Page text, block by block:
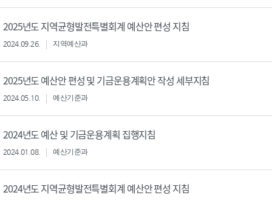
2025년도 지역균형발전특별회계 예산안 편성 지침
2024.09.26. 지역예산과
2025년도 예산안 편성 및 기금운용계획안 작성 세부지침
2024.05.10. 예산기준과
2024년도 예산 및 기금운용계획 집행지침
2024.01.08. 예산기준과
2024년도 지역균형발전특별회계 예산안 편성 지침